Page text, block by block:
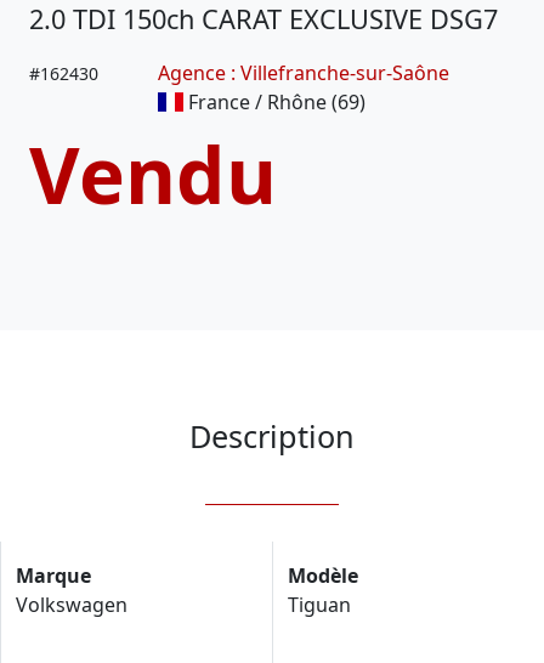
2.0 TDI 150ch CARAT EXCLUSIVE DSG7
#162430
Agence : Villefranche-sur-Saône
France / Rhône (69)
Vendu
Description
Marque
Volkswagen
Modèle
Tiguan